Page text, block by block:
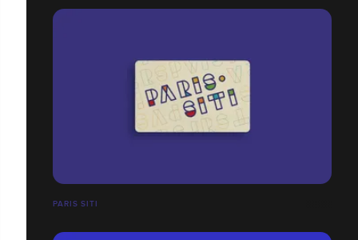
PARIS SITI